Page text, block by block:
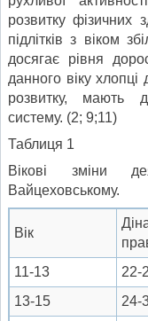
розвитку фізичних
підлітків з віком
досягає рівня
данного віку хлопці
розвитку, мають
систему. (2; 9;11)
Таблиця 1
Вікові зміни
Вайцеховському.
Вік
11-13 22-
13-15
24-